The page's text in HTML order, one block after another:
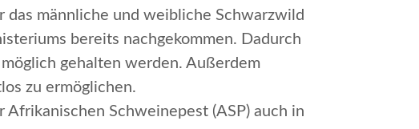
das männliche und weibliche Schwarzwild
bereits nachgekommen. Dadurch
gehalten werden. Außerdem
zu ermöglichen.
Schweinepest (ASP) auch in